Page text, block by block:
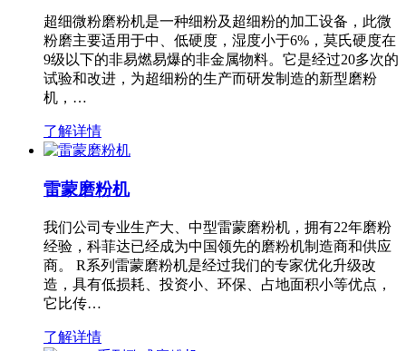
超细微粉磨粉机是一种细粉及超细粉的加工设备，此微
粉磨主要适用于中、低硬度，湿度小于6%，莫氏硬度在
9级以下的非易燃易爆的非金属物料。它是经过20多次的
试验和改进，为超细粉的生产而研发制造的新型磨粉
机，…
了解详情
雷蒙磨粉机
我们公司专业生产大、中型雷蒙磨粉机，拥有22年磨粉
经验，科菲达已经成为中国领先的磨粉机制造商和供应
商。 R系列雷蒙磨粉机是经过我们的专家优化升级改
造，具有低损耗、投资小、环保、占地面积小等优点，
它比传…
了解详情